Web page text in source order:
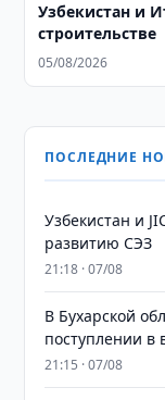
Узбекистан и
строительстве
05/08/2026
ПОСЛЕДНИЕ
Узбекистан и
развитию СЭЗ
21:18 · 07/08
В Бухарской
поступлении в
21:15 · 07/08